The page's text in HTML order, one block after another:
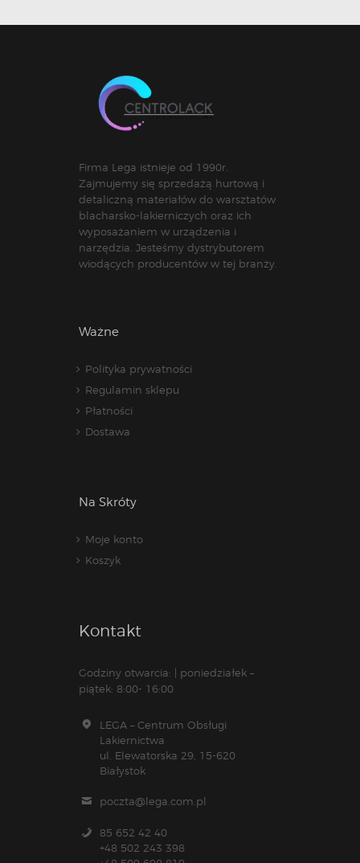
Firma Lega istnieje od 1990r.
Zajmujemy się sprzedażą hurtową i
detaliczną materiałów do warsztatów
blacharsko-lakierniczych oraz ich
wyposażaniem w urządzenia i
narzędzia. Jesteśmy dystrybutorem
wiodących producentów w tej branży.
Ważne
Polityka prywatności
Regulamin sklepu
Płatności
Dostawa
Na Skróty
Moje konto
Koszyk
Kontakt
Godziny otwarcia: | poniedziałek –
piątek: 8:00- 16:00
LEGA – Centrum Obsługi
Lakiernictwa
ul. Elewatorska 29, 15-620
Białystok
poczta@lega.com.pl
85 652 42 40
+48 502 243 398